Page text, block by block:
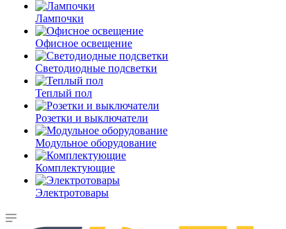
Лампочки
Офисное освещение
Светодиодные подсветки
Теплый пол
Розетки и выключатели
Модульное оборудование
Комплектующие
Электротовары